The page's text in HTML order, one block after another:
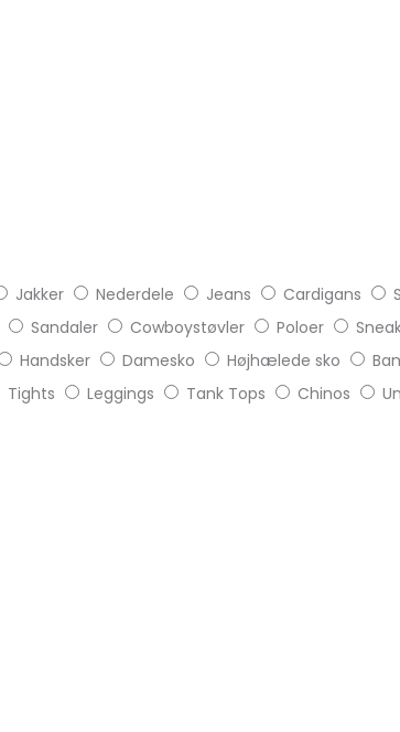
Jakker Nederdele Jeans Cardigans
Sandaler Cowboystøvler Poloer
Handsker Damesko Højhælede sko
Tights Leggings Tank Tops Chinos